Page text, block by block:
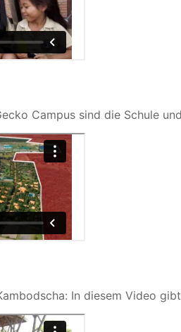
Campus sind die Schule
In diesem Video